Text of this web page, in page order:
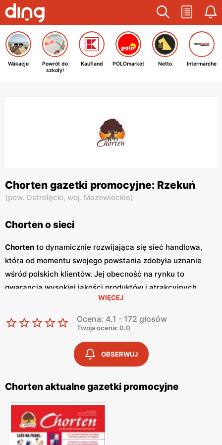
Wakacje
Powrót do
szkoły!
Kaufland POLOmarket Netto Intermarche
Chorten gazetki promocyjne: Rzekuń
(pow. Ostrołęcki, woj. Mazowieckie)
Chorten o sieci
Chorten to dynamicznie rozwijająca się sieć handlowa,
która od momentu swojego powstania zdobyła uznanie
wśród polskich klientów. Jej obecność na rynku to
gwarancja wysokiej jakości produktów i atrakcyjnych
Chortenzlokalizowane są głównie w
północno-wschodniej Polsce, a ich oferta obejmuje szeroki
wachlarz artykułów spożywczych oraz przemysłowych,
dostosowanych do potrzeb codziennego życia. Kluczowym
elementem strategii marketingowej sieci
regularnie wydawanegazetki promocyjne
cenne źródło informacji o bieżących
promocjach
Gazetki promocyjne
ukazują się co dwa
tygodnie, umożliwiając klientom bieżące śledzenie
atrakcyjnych ofert oraz planowanie zakupów w sposób
ekonomiczny. Zawartośćgazetek
WIĘCEJ
Ocena: 4.1 - 172 głosów
Twoja ocena: 0.0
OBSERWUJ
Chorten aktualne gazetki promocyjne